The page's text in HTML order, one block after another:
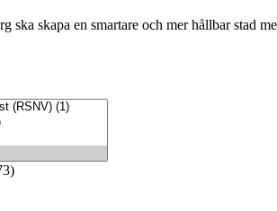
ska skapa en smartare och mer hållbar stad